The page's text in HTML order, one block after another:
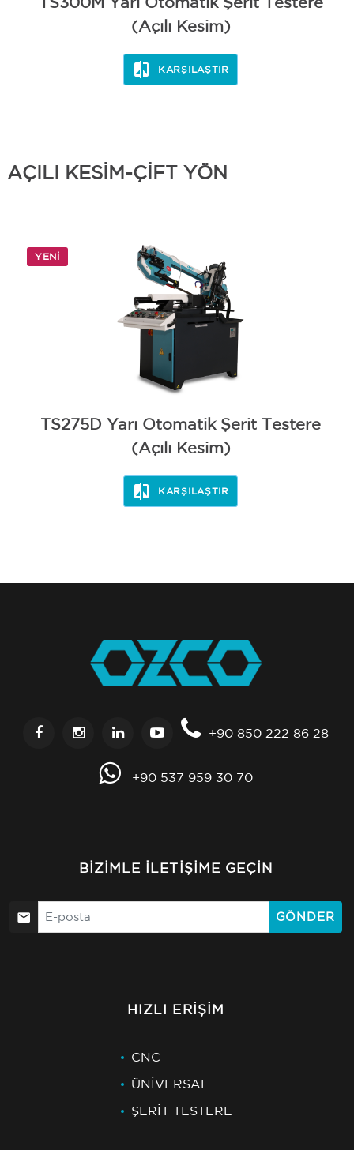
(Açılı Kesim)
KARŞILAŞTIR
AÇILI KESİM-ÇİFT YÖN
YENI
TS275D Yarı Otomatik Şerit Testere
(Açılı Kesim)
KARŞILAŞTIR
+90 850 222 86 28
+90 537 959 30 70
BIZIMLE İLETIŞIME GEÇIN
GÖNDER
HIZLI ERIŞIM
CNC
ÜNİVERSAL
ŞERİT TESTERE